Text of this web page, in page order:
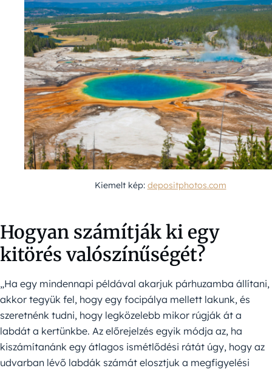
Kiemelt kép: depositphotos.com
Hogyan számítják ki egy
kitörés valószínűségét?
„Ha egy mindennapi példával akarjuk párhuzamba állítani,
akkor tegyük fel, hogy egy focipálya mellett lakunk, és
szeretnénk tudni, hogy legközelebb mikor rúgják át a
labdát a kertünkbe. Az előrejelzés egyik módja az, ha
kiszámítanánk egy átlagos ismétlődési rátát úgy, hogy az
udvarban lévő labdák számát elosztjuk a megfigyelési